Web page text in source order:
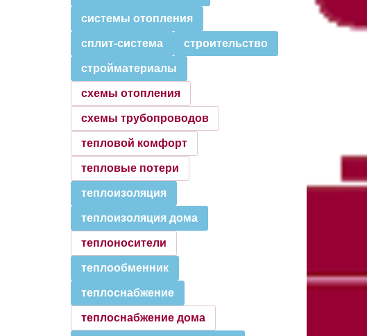
системы отопления
сплит-система строительство
стройматериалы
схемы отопления
схемы трубопроводов
тепловой комфорт
тепловые потери
теплоизоляция
теплоизоляция дома
теплоносители
теплообменник
теплоснабжение
теплоснабжение дома